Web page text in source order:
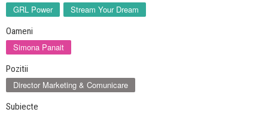
GRL Power Stream Your Dream
Oameni
Simona Panait
Pozitii
Director Marketing & Comunicare
Subiecte